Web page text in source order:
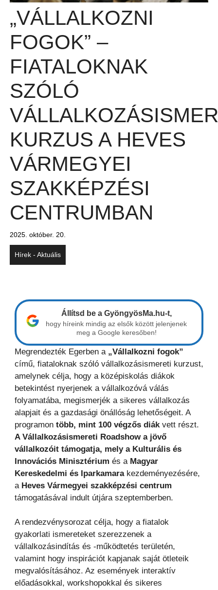
„VÁLLALKOZNI
FOGOK” –
FIATALOKNAK
SZÓLÓ
KURZUS A HEVES
VÁRMEGYEI
SZAKKÉPZÉSI
CENTRUMBAN
2025. október. 20.
Hírek - Aktuális
Állítsd be a GyöngyösMa.hu-t,
hogy híreink mindig az elsők között jelenjenek
meg a Google keresőben!
Megrendezték Egerben a „Vállalkozni fogok”
című, fiataloknak szóló vállalkozásismereti kurzust,
amelynek célja, hogy a középiskolás diákok
betekintést nyerjenek a vállalkozóvá válás
folyamatába, megismerjék a sikeres vállalkozás
alapjait és a gazdasági önállóság lehetőségeit. A
programon több, mint 100 végzős diák vett részt.
A Vállalkozásismereti Roadshow a jövő
vállalkozóit támogatja, mely a Kulturális és
Innovációs Minisztérium és a Magyar
Kereskedelmi és Iparkamarakezdeményezésére,
a Heves Vármegyei szakképzési centrum
támogatásával indult útjára szeptemberben.
A rendezvénysorozat célja, hogy a fiatalok
gyakorlati ismereteket szerezzenek a
vállalkozásindítás és -működtetés területén,
valamint hogy inspirációt kapjanak saját ötleteik
megvalósításához. Az események interaktív
előadásokkal, workshopokkal és sikeres